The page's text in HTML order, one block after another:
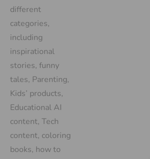
different
categories,
including
inspirational
stories, funny
tales, Parenting,
Kids’ products,
Educational AI
content, Tech
content, coloring
books, how to